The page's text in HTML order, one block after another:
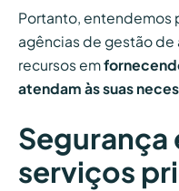
Portanto, entendemos
agências de gestão de
recursos em
atendam às suas
serviços